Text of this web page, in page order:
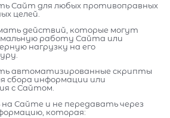
Сайт для любых противоправных
целей.
действий, которые могут
работу Сайта или
нагрузку на его
автоматизированные скрипты
сбора информации или
с Сайтом.
Сайте и не передавать через
которая: